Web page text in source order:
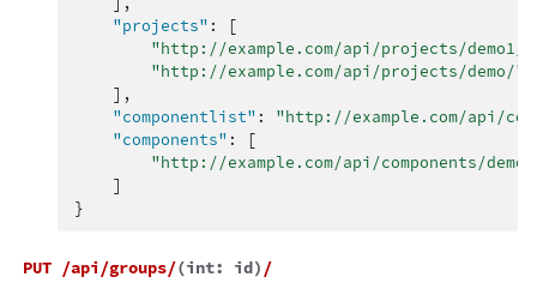
"projects" :
[
"http://example.com/api/projects/demo1/"
"http://example.com/api/projects/demo/"
],
"componentlist" :
"http://example.com/api/
"components" :
[
"http://example.com/api/components/
]
}
PUT /api/groups/(int: id) /